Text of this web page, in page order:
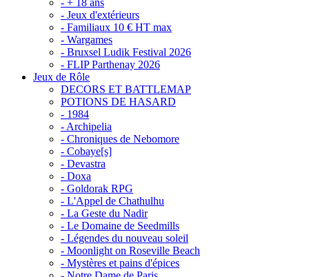
- + 18 ans
- Jeux d'extérieurs
- Familiaux 10 € HT max
- Wargames
- Bruxsel Ludik Festival 2026
- FLIP Parthenay 2026
Jeux de Rôle
DECORS ET BATTLEMAP
POTIONS DE HASARD
- 1984
- Archipelia
- Chroniques de Nebomore
- Cobaye[s]
- Devastra
- Doxa
- Goldorak RPG
- L'Appel de Chathulhu
- La Geste du Nadir
- Le Domaine de Seedmills
- Légendes du nouveau soleil
- Moonlight on Roseville Beach
- Mystères et pains d'épices